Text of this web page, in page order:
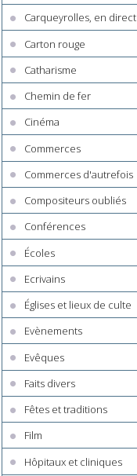
Carqueyrolles, en direct
Carton rouge
Catharisme
Chemin de fer
Cinéma
Commerces
Commerces d'autrefois
Compositeurs oubliés
Conférences
Écoles
Ecrivains
Églises et lieux de culte
Evènements
Evêques
Faits divers
Fêtes et traditions
Film
Hôpitaux et cliniques